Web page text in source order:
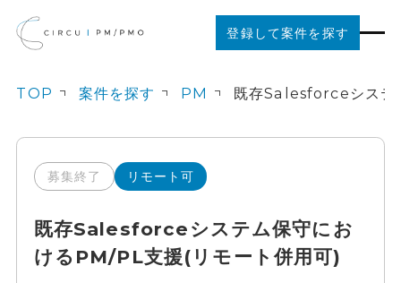
登録して案件を探す
ご利用の流れ
お役立ちコンテンツ
TOP 案件を探す PM
募集終了 リモート可
既存Salesforceシステム保守にお
けるPM/PL支援(リモート併用可)